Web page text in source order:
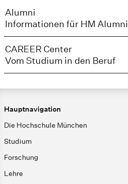
Alumni
Informationen für HM Alumni
CAREER Center
Vom Studium in den Beruf
Hauptnavigation
Die Hochschule München
Studium
Forschung
Lehre